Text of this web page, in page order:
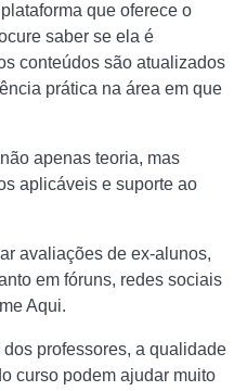
que oferece o
saber se ela é
conteúdos são atualizados
prática na área em que
apenas teoria, mas
aplicáveis e suporte ao
avaliações de ex-alunos,
em fóruns, redes sociais
Aqui.
professores, a qualidade
curso podem ajudar muito